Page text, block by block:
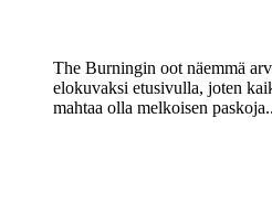
The Burningin oot näemmä
elokuvaksi etusivulla, joten
mahtaa olla melkoisen